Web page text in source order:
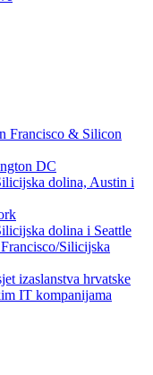
Francisco & Silicon
DC
dolina, Austin i
dolina i Seattle
Silicijska
izaslanstva hrvatske
IT kompanijama